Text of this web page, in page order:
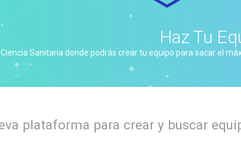
Haz Tu
Sanitaria donde podrás crear tu equipo para sacar el
plataforma para crear y buscar